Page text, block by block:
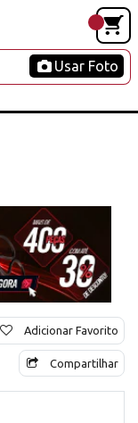
Usar Foto
Adicionar Favorito
Compartilhar